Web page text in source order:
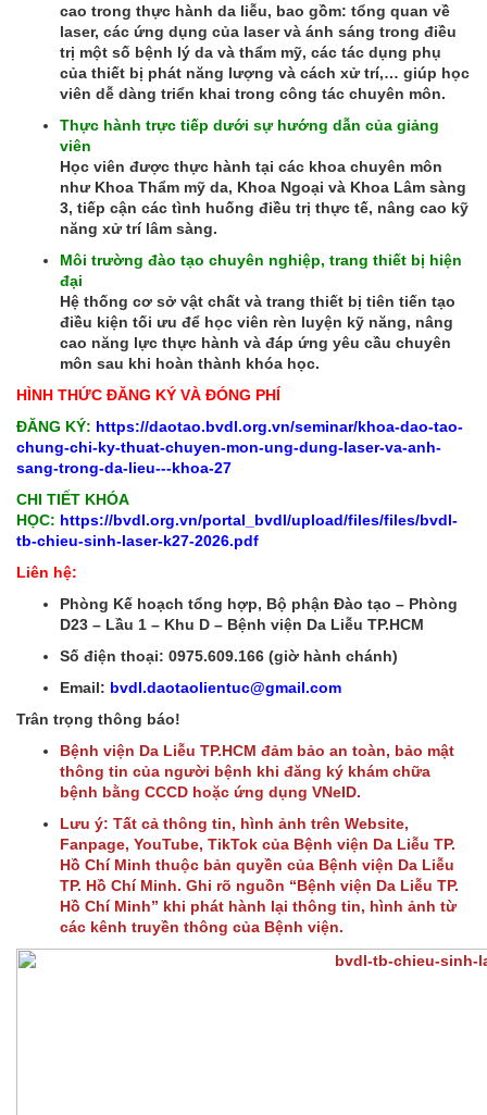
cao trong thực hành da liễu, bao gồm: tổng quan về
laser, các ứng dụng của laser và ánh sáng trong điều
trị một số bệnh lý da và thẩm mỹ, các tác dụng phụ
của thiết bị phát năng lượng và cách xử trí,… giúp học
viên dễ dàng triển khai trong công tác chuyên môn.
Thực hành trực tiếp dưới sự hướng dẫn của giảng
viên
Học viên được thực hành tại các khoa chuyên môn
như Khoa Thẩm mỹ da, Khoa Ngoại và Khoa Lâm sàng
3, tiếp cận các tình huống điều trị thực tế, nâng cao kỹ
năng xử trí lâm sàng.
Môi trường đào tạo chuyên nghiệp, trang thiết bị hiện
đại
Hệ thống cơ sở vật chất và trang thiết bị tiên tiến tạo
điều kiện tối ưu để học viên rèn luyện kỹ năng, nâng
cao năng lực thực hành và đáp ứng yêu cầu chuyên
môn sau khi hoàn thành khóa học.
HÌNH THỨC ĐĂNG KÝ VÀ ĐÓNG PHÍ
ĐĂNG KÝ: https://daotao.bvdl.org.vn/seminar/khoa-dao-tao-
chung-chi-ky-thuat-chuyen-mon-ung-dung-laser-va-anh-
sang-trong-da-lieu---khoa-27
CHI TIẾT KHÓA
HỌC: https://bvdl.org.vn/portal_bvdl/upload/files/files/bvdl-
tb-chieu-sinh-laser-k27-2026.pdf
Liên hệ:
Phòng Kế hoạch tổng hợp, Bộ phận Đào tạo – Phòng
D23 – Lầu 1 – Khu D – Bệnh viện Da Liễu TP.HCM
Số điện thoại: 0975.609.166 (giờ hành chánh)
Email: bvdl.daotaolientuc@gmail.com
Trân trọng thông báo!
Bệnh viện Da Liễu TP.HCM đảm bảo an toàn, bảo mật
thông tin của người bệnh khi đăng ký khám chữa
bệnh bằng CCCD hoặc ứng dụng VNeID.
Lưu ý: Tất cả thông tin, hình ảnh trên Website,
Fanpage, YouTube, TikTok của Bệnh viện Da Liễu TP.
Hồ Chí Minh thuộc bản quyền của Bệnh viện Da Liễu
TP. Hồ Chí Minh. Ghi rõ nguồn “Bệnh viện Da Liễu TP.
Hồ Chí Minh” khi phát hành lại thông tin, hình ảnh từ
các kênh truyền thông của Bệnh viện.